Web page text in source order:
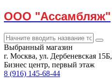
ООО "Ассамбляж"
Выбранный магазин
г. Москва, ул. Дербеневская 15Б,
Бизнес центр, первый этаж
8 (916) 145-68-44